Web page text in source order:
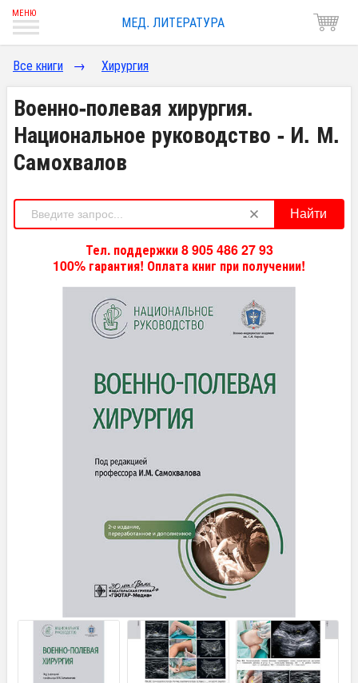
МЕД. ЛИТЕРАТУРА
Все книги → Хирургия
Военно-полевая хирургия.
Национальное руководство - И. М.
Самохвалов
Найти
Тел. поддержки 8 905 486 27 93
100% гарантия! Оплата книг при получении!